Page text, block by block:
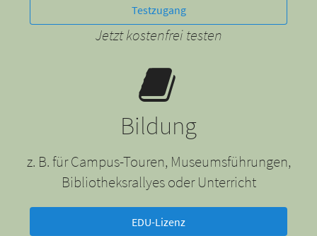
Testzugang
Jetzt kostenfrei testen
Bildung
z. B. für Campus-Touren, Museumsführungen,
Bibliotheksrallyes oder Unterricht
EDU-Lizenz